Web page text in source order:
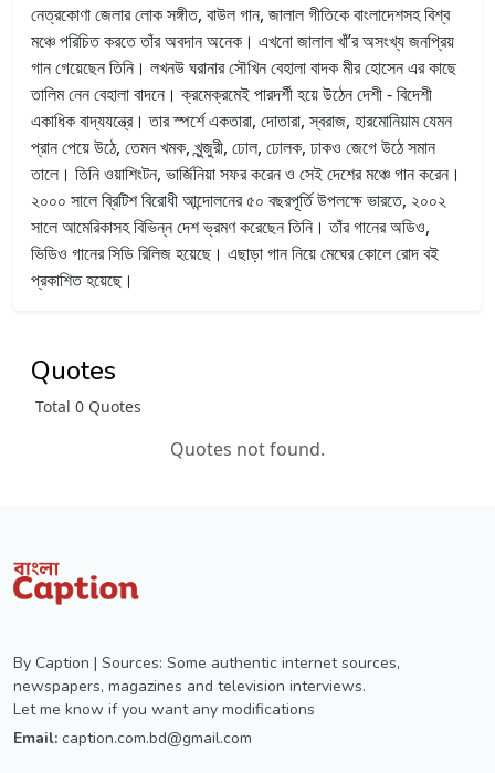
নেত্রকোণা জেলার লোক সঙ্গীত, বাউল গান, জালাল গীতিকে বাংলাদেশসহ বিশ্ব
মঞ্চে পরিচিত করতে তাঁর অবদান অনেক। এখনো জালাল খাঁ’র অসংখ্য জনপ্রিয়
গান গেয়েছেন তিনি। লখনউ ঘরানার সৌখিন বেহালা বাদক মীর হোসেন এর কাছে
তালিম নেন বেহালা বাদনে। ক্রমেক্রমেই পারদর্শী হয়ে উঠেন দেশী - বিদেশী
একাধিক বাদ্যযন্ত্রে। তার স্পর্শে একতারা, দোতারা, স্বরাজ, হারমোনিয়াম যেমন
প্রান পেয়ে উঠে, তেমন খমক, খুন্জুরী, ঢোল, ঢোলক, ঢাকও জেগে উঠে সমান
তালে। তিনি ওয়াশিংটন, ভার্জিনিয়া সফর করেন ও সেই দেশের মঞ্চে গান করেন।
২০০০ সালে ব্রিটিশ বিরোধী আন্দোলনের ৫০ বছরপূর্তি উপলক্ষে ভারতে, ২০০২
সালে আমেরিকাসহ বিভিন্ন দেশ ভ্রমণ করেছেন তিনি। তাঁর গানের অডিও,
ভিডিও গানের সিডি রিলিজ হয়েছে। এছাড়া গান নিয়ে মেঘের কোলে রোদ বই
প্রকাশিত হয়েছে।
Quotes
Total 0 Quotes
Quotes not found.
By Caption | Sources: Some authentic internet sources,
newspapers, magazines and television interviews.
Let me know if you want any modifications
Email: caption.com.bd@gmail.com